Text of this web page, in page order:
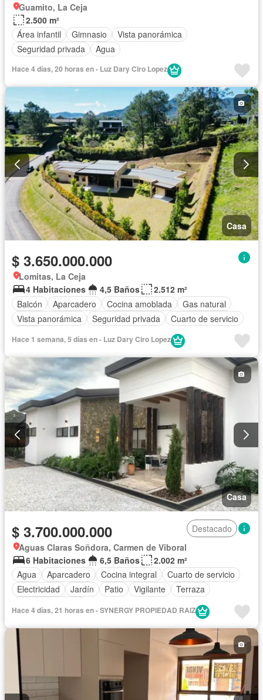
Guamito, La Ceja
2.500 m²
Área infantil
Gimnasio
Vista panorámica
Seguridad privada
Agua
Hace 4 días, 20 horas en - Luz Dary Ciro Lopez
Casa
$ 3.650.000.000
Lomitas, La Ceja
4 Habitaciones
4,5 Baños
2.512 m²
Balcón
Aparcadero Cocina amoblada
Gas natural
Vista panorámica
Seguridad privada
Cuarto de servicio
Hace 1 semana, 5 días en - Luz Dary Ciro Lopez
Casa
$ 3.700.000.000
Destacado
Aguas Claras Soñdora, Carmen de Viboral
6 Habitaciones
6,5 Baños
2.002 m²
Agua
Aparcadero Cocina integral
Cuarto de servicio
Electricidad
Jardín Patio Vigilante
Terraza
Hace 4 días, 21 horas en - SYNERGY PROPIEDAD RAIZ